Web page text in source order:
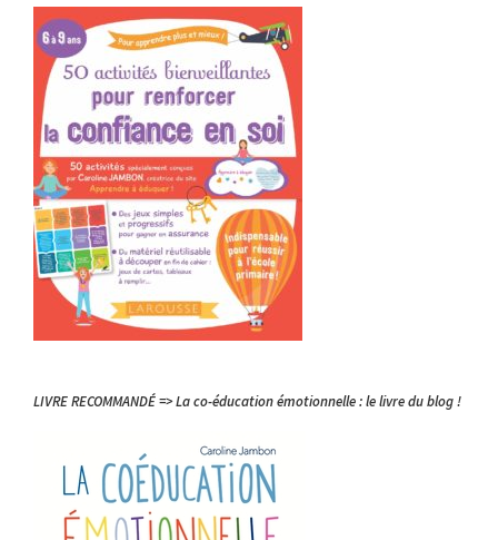
LIVRE RECOMMANDÉ => La co-éducation émotionnelle : le livre du blog !